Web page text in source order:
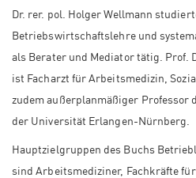
Dr. rer. pol. Holger Wellmann
Betriebswirtschaftslehre und
als Berater und Mediator tätig. Prof.
ist Facharzt für Arbeitsmedizin,
zudem außerplanmäßiger Professor
der Universität Erlangen-Nürnberg.
Hauptzielgruppen des Buchs
sind Arbeitsmediziner, Fachkräfte